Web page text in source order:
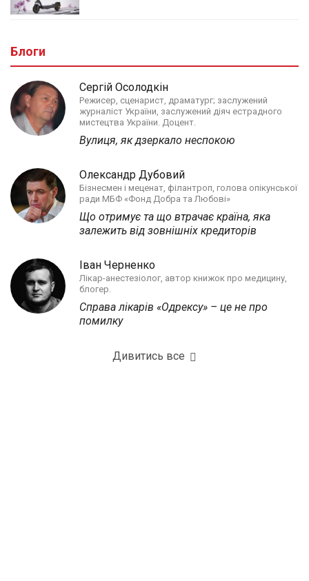
Блоги
Сергій Осолодкін
Режисер, сценарист, драматург; заслужений
журналіст України, заслужений діяч естрадного
мистецтва України. Доцент.
Вулиця, як дзеркало неспокою
Олександр Дубовий
Бізнесмен і меценат, філантроп, голова опікунської
ради МБФ «Фонд Добра та Любові»
Що отримує та що втрачає країна, яка
залежить від зовнішніх кредиторів
Іван Черненко
Лікар-анестезіолог, автор книжок про медицину,
блогер.
Справа лікарів «Одрексу» – це не про
помилку
Дивитись все